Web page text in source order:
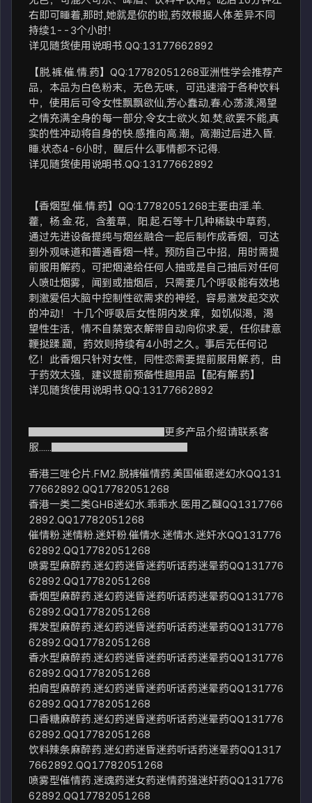
右即可睡着,那时,她就是你的啦,药效根据人体差异不同
持续1--3个小时!
详见随货使用说明书.QQ:13177662892
【脱.裤.催.情.药】QQ:17782051268亚洲性学会推荐产
品，本品为白色粉末，无色无味，可迅速溶于各种饮料
中，使用后可令女性飘飘欲仙,芳心蠢动,春.心荡漾,渴望
之情充满全身的每一部分,令女士欲火.如.焚,欲罢不能,真
实的性冲动将自身的快.感推向高.潮。高潮过后进入昏.
睡.状态4-6小时，醒后什么事情都不记得.
详见随货使用说明书.QQ:13177662892
【香烟型.催.情.药】QQ:17782051268主要由淫.羊.
藿，杨.金.花，含羞草，阳.起.石等十几种稀缺中草药，
通过先进设备提纯与烟丝融合一起后制作成香烟，可达
到外观味道和普通香烟一样。预防自己中招，用时需提
前服用解药。可把烟递给任何人抽或是自己抽后对任何
人喷吐烟雾，闻到或抽烟后，只需要几个呼吸能有效地
刺激爱侣大脑中控制性欲需求的神经，容易激发起交欢
的冲动！ 十几个呼吸后女性阴内发.痒，如饥似渴，渴
望性生活，情不自禁宽衣解带自动向你求.爱，任你肆意
鞭挞蹂.躏，药效则持续有4小时之久。事后无任何记
忆！此香烟只针对女性，同性恋需要提前服用解.药，由
于药效太强，建议提前预备性趣用品【配有解.药】
详见随货使用说明书.QQ:13177662892
▇▇▇▇▇▇▇▇▇▇▇▇▇更多产品介绍请联系客
服......▇▇▇▇▇▇▇▇▇▇▇▇▇
香港三唑仑片.FM2.脱裤催情药.美国催眠迷幻水QQ131
77662892.QQ17782051268
香港一类二类GHB迷幻水.乖乖水.医用乙醚QQ1317766
2892.QQ17782051268
催情粉.迷情粉.迷奸粉.催情水.迷情水.迷奸水QQ131776
62892.QQ17782051268
喷雾型麻醉药.迷幻药迷昏迷药听话药迷晕药QQ131776
62892.QQ17782051268
香烟型麻醉药.迷幻药迷昏迷药听话药迷晕药QQ131776
62892.QQ17782051268
挥发型麻醉药.迷幻药迷昏迷药听话药迷晕药QQ131776
62892.QQ17782051268
香水型麻醉药.迷幻药迷昏迷药听话药迷晕药QQ131776
62892.QQ17782051268
拍肩型麻醉药.迷幻药迷昏迷药听话药迷晕药QQ131776
62892.QQ17782051268
口香糖麻醉药.迷幻药迷昏迷药听话药迷晕药QQ131776
62892.QQ17782051268
饮料辣条麻醉药.迷幻药迷昏迷药听话药迷晕药QQ1317
7662892.QQ17782051268
喷雾型催情药.迷魂药迷女药迷情药强迷奸药QQ131776
62892.QQ17782051268